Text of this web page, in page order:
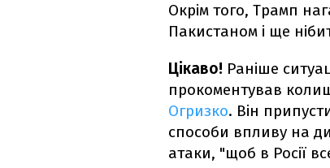
Окрім того, Трамп
Пакистаном і ще
Цікаво! Раніше
прокоментував
Огризко. Він
способи впливу на
атаки, "щоб в Росії